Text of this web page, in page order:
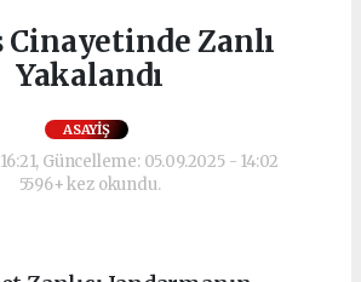
Cinayetinde Zanlı
Yakalandı
ASAYIŞ
Güncelleme: 05.09.2025 - 14:02
5596+ kez okundu.